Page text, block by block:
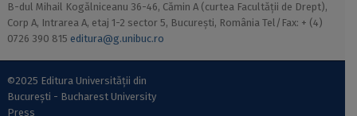
B-dul Mihail Kogălniceanu 36-46, Cămin A (curtea Facultății de Drept),
Corp A, Intrarea A, etaj 1-2 sector 5, București, România Tel/Fax: + (4)
0726 390 815 editura@g.unibuc.ro
©2025 Editura Universității din
București - Bucharest University
Press